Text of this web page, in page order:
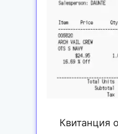
Квитанция